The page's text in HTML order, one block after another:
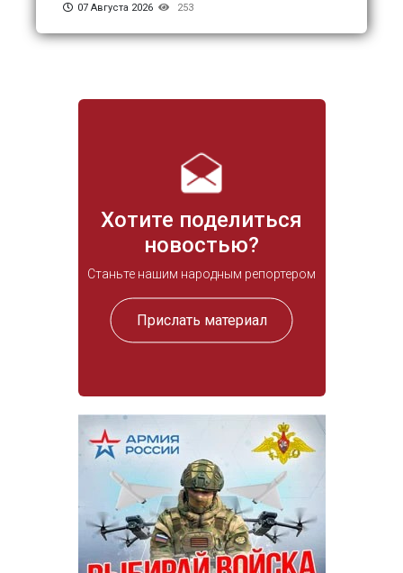
Хотите поделиться
новостью?
Станьте нашим народным репортером
Прислать материал
07 Августа 2026 253